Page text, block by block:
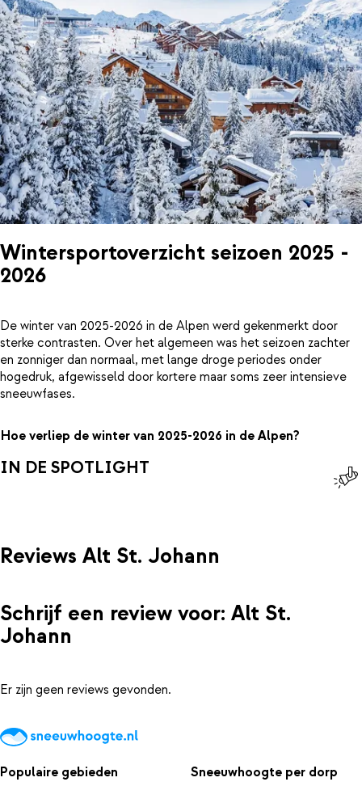
Wintersportoverzicht seizoen 2025 -
2026
De winter van 2025-2026 in de Alpen werd gekenmerkt door
sterke contrasten. Over het algemeen was het seizoen zachter
en zonniger dan normaal, met lange droge periodes onder
hogedruk, afgewisseld door kortere maar soms zeer intensieve
sneeuwfases.
Hoe verliep de winter van 2025-2026 in de Alpen?
IN DE SPOTLIGHT
Reviews Alt St. Johann
Schrijf een review voor: Alt St.
Johann
Er zijn geen reviews gevonden.
Populaire gebieden Sneeuwhoogte per dorp